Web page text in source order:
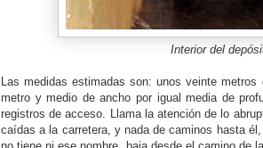
Interior del
Las medidas estimadas son: unos veinte
metro y medio de ancho por igual media de
registros de acceso. Llama la atención de lo
caídas a la carretera, y nada de caminos hasta